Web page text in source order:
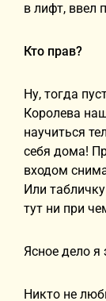
в лифт, ввел
Кто прав?
Ну, тогда
Королева
научиться
себя дома!
входом
Или
тут ни при
Ясное дело я
Никто не